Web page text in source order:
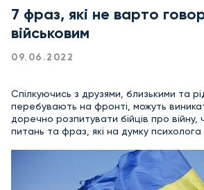
7 фраз, які не варто
військовим
09.06.2022
Спілкуючись з друзями, близькими та
перебувають на фронті, можуть
доречно розпитувати бійців про війну,
питань та фраз, які на думку